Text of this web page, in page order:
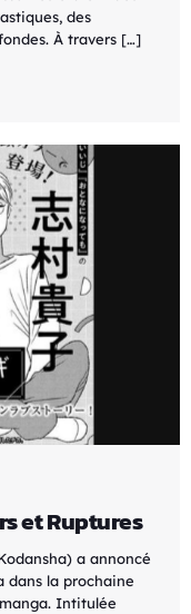
des
À travers […]
et Ruptures
a annoncé
dans la prochaine
Intitulée